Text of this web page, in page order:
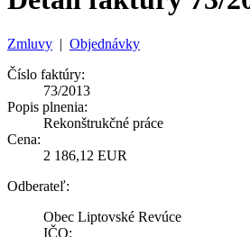
Zmluvy | Objednávky
Číslo faktúry:
73/2013
Popis plnenia:
Rekonštrukčné práce
Cena:
2 186,12 EUR
Odberateľ:
Obec Liptovské Revúce
IČO: